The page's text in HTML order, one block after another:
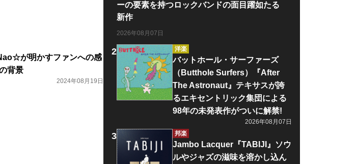
が明かすファンへの感
背景
2024年08月19日
ーの要素を持つロックバンドの面目躍如たる
新作
2026年08月07日
洋楽
バットホール・サーファーズ
（Butthole Surfers）『After
The Astronaut』テキサスが誇
るエキセントリック集団による
98年の未発表作がついに解禁!
2026年08月07日
邦楽
Jambo Lacquer『TABIJI』ソウ
ルやジャズの滋味を溶かし込ん